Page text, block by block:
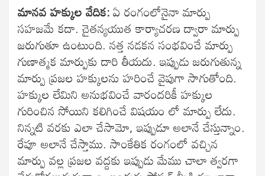
మానవ హక్కుల వేదిక:ఏ రంగంలోనైనా మార్పు
సహజమే కదా. చైతన్యయుత కార్యాచరణ ద్వారా మార్పు
జరుగుతూ ఉంటుంది. నత్త నడకన సంభవించే మార్పు
గుణాత్మక మార్పుకు దారి తీయదు. ఇప్పుడు జరుగుతున్న
మార్పు ప్రజల హక్కులను హరించే వైపుగా సాగుతోంది.
హక్కుల లేమిని అనుభవించే వారందరికీ హక్కుల
గురించిన సోయిని కలిగించే విషయం లో మార్పు లేదు.
నిన్నటి వరకు ఎలా చేసామో, ఇప్పుడూ అలానే చేస్తున్నాం.
రేపూ అలానే చేస్తాము. సాంకేతిక రంగంలో వచ్చిన
మార్పు వల్ల ప్రజల వద్దకు ఇప్పుడు మేము చాలా త్వరగా